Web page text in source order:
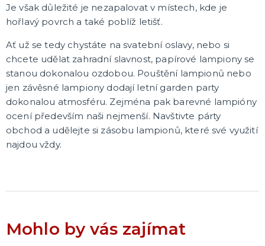
Je však důležité je nezapalovat v místech, kde je
hořlavý povrch a také poblíž letišť.
Ať už se tedy chystáte na svatební oslavy, nebo si
chcete udělat zahradní slavnost, papírové lampiony se
stanou dokonalou ozdobou. Pouštění lampionů nebo
jen závěsné lampiony dodají letní garden party
dokonalou atmosféru. Zejména pak barevné lampióny
ocení především naši nejmenší. Navštivte párty
obchod a udělejte si zásobu lampionů, které své využití
najdou vždy.
Mohlo by vás zajímat